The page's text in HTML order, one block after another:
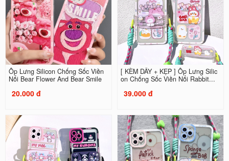
Ốp Lưng Silicon Chống Sốc Viền
Nổi Bear Flower And Bear Smile
20.000 đ
[ KÈM DÂY + KẸP ] Ốp Lưng Silic
on Chống Sốc Viền Nổi Rabbit...
39.000 đ